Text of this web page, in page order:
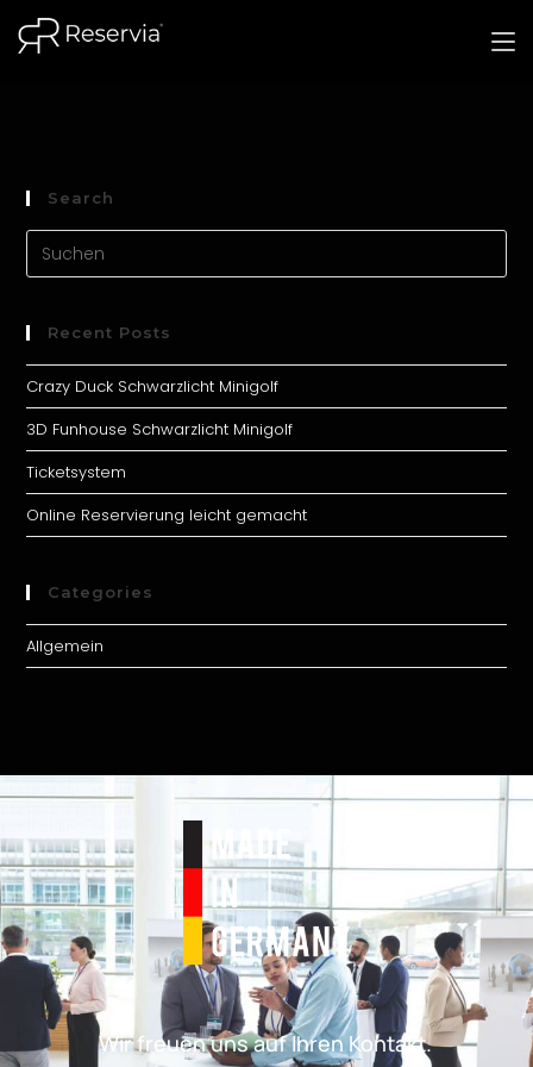
springen
Search
Recent Posts
Crazy Duck Schwarzlicht Minigolf
3D Funhouse Schwarzlicht Minigolf
Ticketsystem
Online Reservierung leicht gemacht
Categories
Allgemein
Wir freuen uns auf Ihren Kontakt.